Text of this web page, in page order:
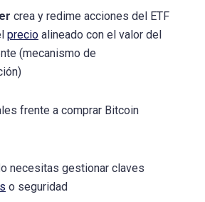
crea y redime acciones del ETF
precio alineado con el valor del
(mecanismo de
frente a comprar Bitcoin
necesitas gestionar claves
o seguridad